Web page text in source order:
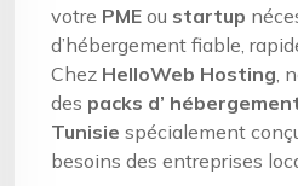
votre PME ou startup
d’hébergement fiable,
Chez HelloWeb Hosting ,
des packs d’
Tunisie spécialement
besoins des entreprises